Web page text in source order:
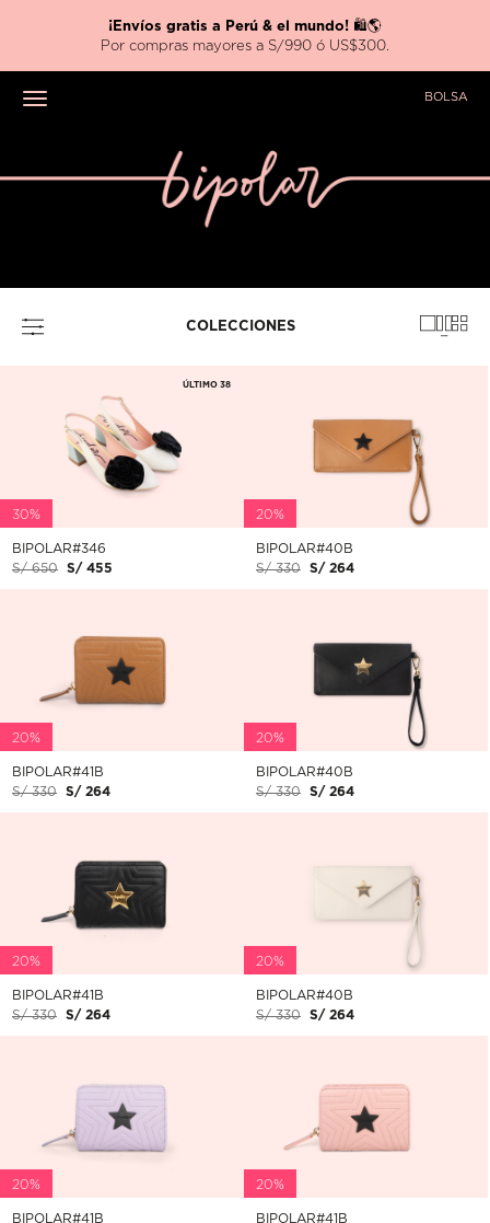
Nueva colección HARRY POTTER x BIPOLAR ⚡
Toggle navigation BOLSA
COLECCIONES
30%
BIPOLAR#346
S/ 650
S/ 455
ÚLTIMO 38
20%
BIPOLAR#40B
S/ 330
S/ 264
20%
BIPOLAR#41B
S/ 330
S/ 264
20%
BIPOLAR#40B
S/ 330
S/ 264
20%
BIPOLAR#41B
S/ 330
S/ 264
20%
BIPOLAR#40B
S/ 330
S/ 264
20%
BIPOLAR#41B
20%
BIPOLAR#41B